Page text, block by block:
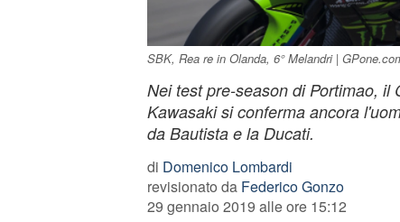
SBK, Rea re in Olanda, 6° Melandri |
Nei test pre-season di Portimao, il
Kawasaki si conferma ancora
da Bautista e la Ducati.
di Domenico Lombardi
revisionato da Federico Gonzo
29 gennaio 2019 alle ore 15:12